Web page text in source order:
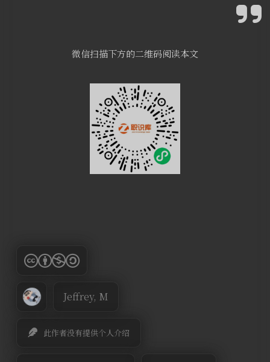
微信扫描下方的二维码阅读本文
Jeffrey, M
此作者没有提供个人介绍